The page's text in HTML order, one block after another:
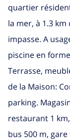
quartier
la mer, à 1.3
impasse. A
piscine en
Terrasse,
de la Maison:
parking.
restaurant 1
bus 500 m,